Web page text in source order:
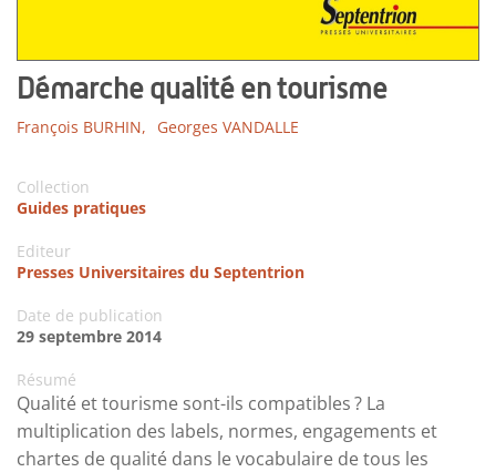
Démarche qualité en tourisme
François BURHIN, Georges VANDALLE
Collection
Guides pratiques
Editeur
Presses Universitaires du Septentrion
Date de publication
29 septembre 2014
Résumé
Qualité et tourisme sont-ils compatibles ? La
multiplication des labels, normes, engagements et
chartes de qualité dans le vocabulaire de tous les